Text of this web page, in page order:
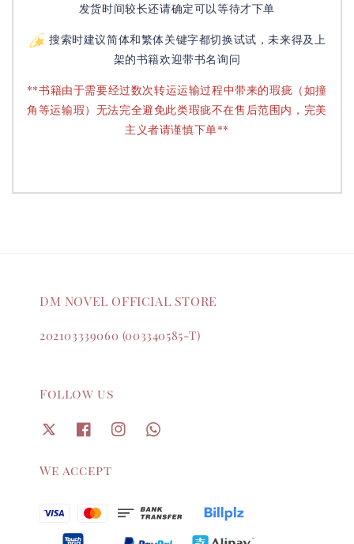
发货时间较长还请确定可以等待才下单
搜索时建议简体和繁体关键字都切换试试，未来得及上
架的书籍欢迎带书名询问
**书籍由于需要经过数次转运运输过程中带来的瑕疵（如撞
角等运输瑕）无法完全避免此类瑕疵不在售后范围内，完美
主义者请谨慎下单**
DM NOVEL OFFICIAL STORE
202103339060 (003340585-T)
Follow us
We accept